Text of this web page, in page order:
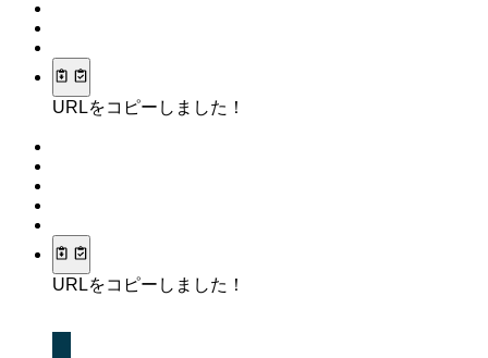
URLをコピーしました！
URLをコピーしました！